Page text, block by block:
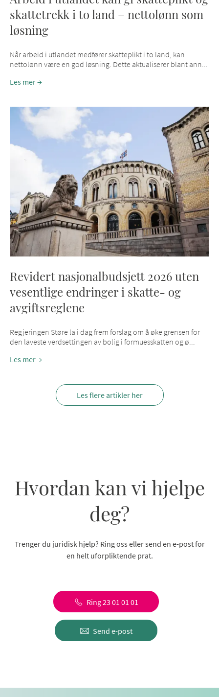
skattetrekk i to land – nettolønn som
løsning
Når arbeid i utlandet medfører skatteplikt i to land, kan
nettolønn være en god løsning. Dette aktualiserer blant ann...
Les mer
Revidert nasjonalbudsjett 2026 uten
vesentlige endringer i skatte- og
avgiftsreglene
Regjeringen Støre la i dag frem forslag om å øke grensen for
den laveste verdsettingen av bolig i formuesskatten og ø...
Les mer
Les flere artikler her
Hvordan kan vi hjelpe
deg?
Trenger du juridisk hjelp? Ring oss eller send en e-post for
en helt uforpliktende prat.
Ring 23 01 01 01
Send e-post